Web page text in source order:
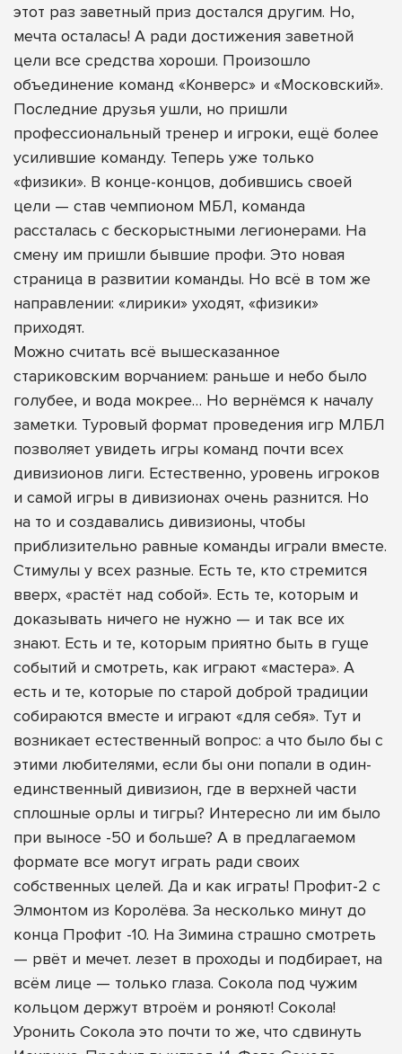
этот раз заветный приз достался другим. Но,
мечта осталась! А ради достижения заветной
цели все средства хороши. Произошло
объединение команд «Конверс» и «Московский».
Последние друзья ушли, но пришли
профессиональный тренер и игроки, ещё более
усилившие команду. Теперь уже только
«физики». В конце-концов, добившись своей
цели — став чемпионом МБЛ, команда
рассталась с бескорыстными легионерами. На
смену им пришли бывшие профи. Это новая
страница в развитии команды. Но всё в том же
направлении: «лирики» уходят, «физики»
приходят.
Можно считать всё вышесказанное
стариковским ворчанием: раньше и небо было
голубее, и вода мокрее… Но вернёмся к началу
заметки. Туровый формат проведения игр МЛБЛ
позволяет увидеть игры команд почти всех
дивизионов лиги. Естественно, уровень игроков
и самой игры в дивизионах очень разнится. Но
на то и создавались дивизионы, чтобы
приблизительно равные команды играли вместе.
Стимулы у всех разные. Есть те, кто стремится
вверх, «растёт над собой». Есть те, которым и
доказывать ничего не нужно — и так все их
знают. Есть и те, которым приятно быть в гуще
событий и смотреть, как играют «мастера». А
есть и те, которые по старой доброй традиции
собираются вместе и играют «для себя». Тут и
возникает естественный вопрос: а что было бы с
этими любителями, если бы они попали в один-
единственный дивизион, где в верхней части
сплошные орлы и тигры? Интересно ли им было
при выносе -50 и больше? А в предлагаемом
формате все могут играть ради своих
собственных целей. Да и как играть! Профит-2 с
Элмонтом из Королёва. За несколько минут до
конца Профит -10. На Зимина страшно смотреть
— рвёт и мечет. лезет в проходы и подбирает, на
всём лице — только глаза. Сокола под чужим
кольцом держут втроём и роняют! Сокола!
Уронить Сокола это почти то же, что сдвинуть